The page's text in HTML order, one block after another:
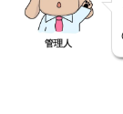
管理人